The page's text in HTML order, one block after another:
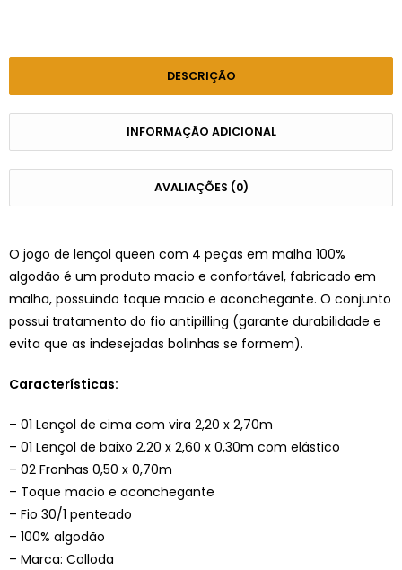
DESCRIÇÃO
INFORMAÇÃO ADICIONAL
AVALIAÇÕES (0)
O jogo de lençol queen com 4 peças em malha 100%
algodão é um produto macio e confortável, fabricado em
malha, possuindo toque macio e aconchegante. O conjunto
possui tratamento do fio antipilling (garante durabilidade e
evita que as indesejadas bolinhas se formem).
Características:
– 01 Lençol de cima com vira 2,20 x 2,70m
– 01 Lençol de baixo 2,20 x 2,60 x 0,30m com elástico
– 02 Fronhas 0,50 x 0,70m
– Toque macio e aconchegante
– Fio 30/1 penteado
– 100% algodão
– Marca: Colloda